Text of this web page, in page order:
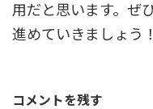
用だと思います。ぜ
進めていきましょう！
コメントを残す